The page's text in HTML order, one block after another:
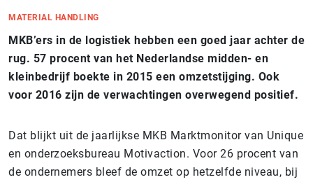
MATERIAL HANDLING
MKB’ers in de logistiek hebben een goed jaar achter de
rug. 57 procent van het Nederlandse midden- en
kleinbedrijf boekte in 2015 een omzetstijging. Ook
voor 2016 zijn de verwachtingen overwegend positief.
Dat blijkt uit de jaarlijkse MKB Marktmonitor van Unique
en onderzoeksbureau Motivaction. Voor 26 procent van
de ondernemers bleef de omzet op hetzelfde niveau, bij